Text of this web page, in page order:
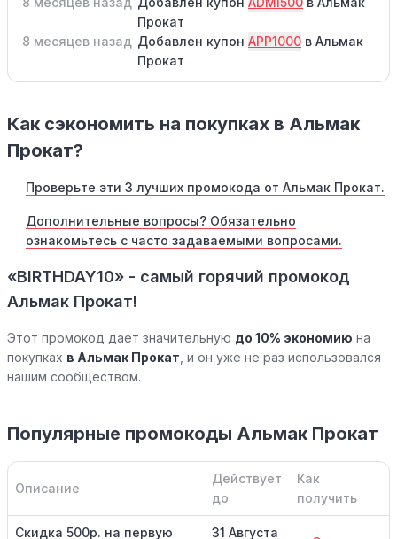
Прокат
8 месяцев назад Добавлен купон APP1000 в Альмак
Прокат
Как сэкономить на покупках в Альмак
Прокат?
Проверьте эти 3 лучших промокода от Альмак Прокат.
Дополнительные вопросы? Обязательно
ознакомьтесь с часто задаваемыми вопросами.
«BIRTHDAY10» - самый горячий промокод
Альмак Прокат!
Этот промокод дает значительную до 10% экономию на
покупках в Альмак Прокат , и он уже не раз использовался
нашим сообществом.
Популярные промокоды Альмак Прокат
Описание
Действует
до
Как
получить
Скидка 500р. на первую 31 Августа